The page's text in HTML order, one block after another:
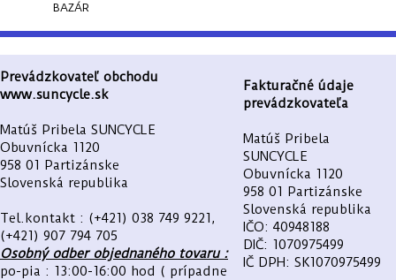
BAZÁR
Prevádzkovateľ obchodu
www.suncycle.sk
Matúš Pribela SUNCYCLE
Obuvnícka 1120
958 01 Partizánske
Slovenská republika
Tel.kontakt : (+421) 038 749 9221,
(+421) 907 794 705
Osobný odber objednaného tovaru :
po-pia : 13:00-16:00 hod ( prípadne
Fakturačné údaje
prevádzkovateľa
Matúš Pribela
SUNCYCLE
Obuvnícka 1120
958 01 Partizánske
Slovenská republika
IČO: 40948188
DIČ: 1070975499
IČ DPH: SK1070975499